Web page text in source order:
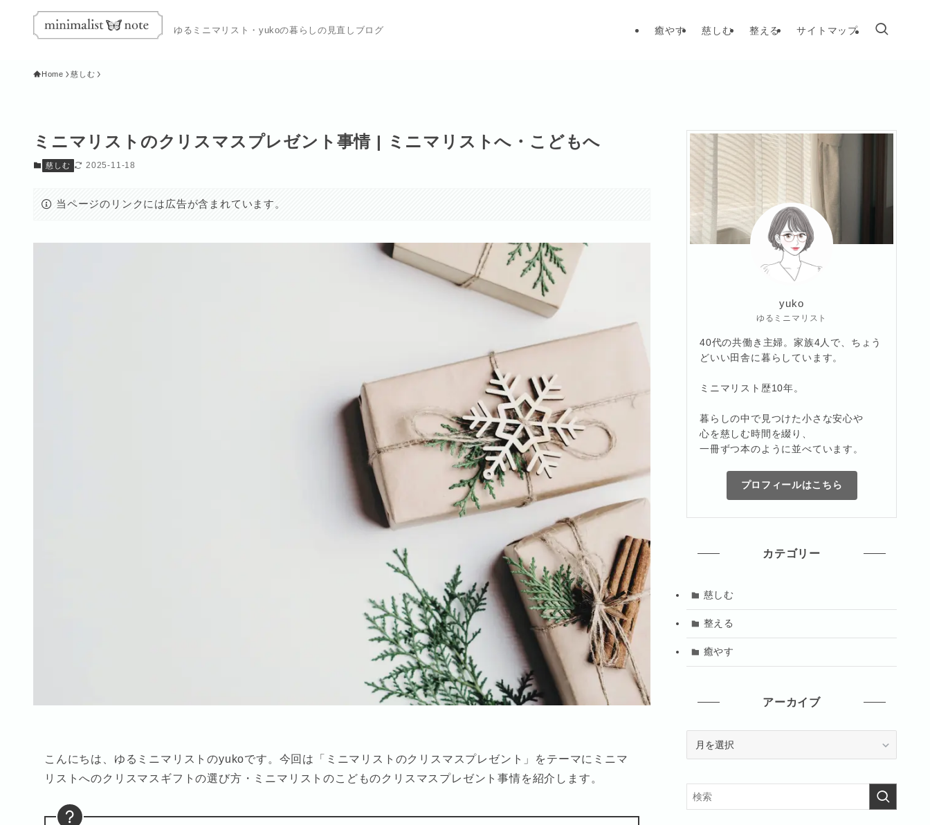
ゆるミニマリスト・yukoの暮らしの見直しブログ 癒やす 慈しむ 整える サイトマップ
Home 慈しむ
ミニマリストのクリスマスプレゼント事情 | ミニマリストへ・こどもへ
慈しむ 2025-11-18
当ページのリンクには広告が含まれています。
こんにちは、ゆるミニマリストのyukoです。今回は「ミニマリストのクリスマスプレゼント」をテーマにミニマ
リストへのクリスマスギフトの選び方・ミニマリストのこどものクリスマスプレゼント事情を紹介します。
yuko
ゆるミニマリスト
40代の共働き主婦。家族4人で、ちょう
どいい田舎に暮らしています。
ミニマリスト歴10年。
暮らしの中で見つけた小さな安心や
心を慈しむ時間を綴り、
一冊ずつ本のように並べています。
プロフィールはこちら
カテゴリー
慈しむ
整える
癒やす
アーカイブ
イ
ブ